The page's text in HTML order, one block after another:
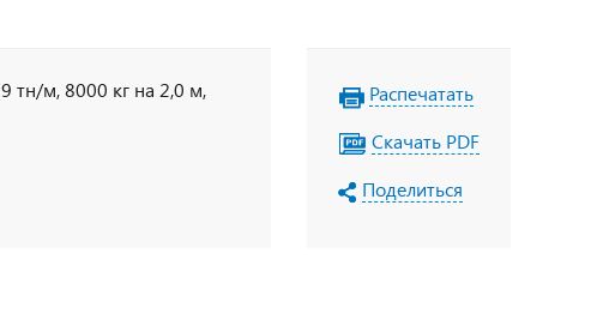
тн/м, 8000 кг на 2,0 м,
Распечатать
Скачать PDF
Поделиться